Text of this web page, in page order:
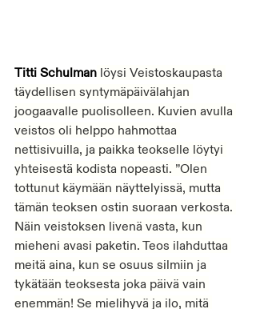
Titti Schulman löysi Veistoskaupasta
täydellisen syntymäpäivälahjan
joogaavalle puolisolleen. Kuvien avulla
veistos oli helppo hahmottaa
nettisivuilla, ja paikka teokselle löytyi
yhteisestä kodista nopeasti. ”Olen
tottunut käymään näyttelyissä, mutta
tämän teoksen ostin suoraan verkosta.
Näin veistoksen livenä vasta, kun
mieheni avasi paketin. Teos ilahduttaa
meitä aina, kun se osuus silmiin ja
tykätään teoksesta joka päivä vain
enemmän! Se mielihyvä ja ilo, mitä